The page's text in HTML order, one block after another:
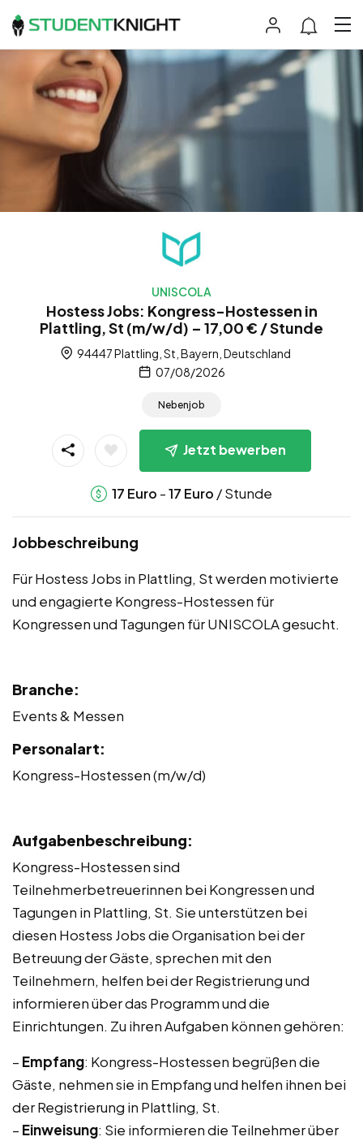
UNISCOLA
Hostess Jobs: Kongress-Hostessen in
Plattling, St (m/w/d) – 17,00 € / Stunde
94447 Plattling, St, Bayern, Deutschland
07/08/2026
Nebenjob
Jetzt bewerben
17 Euro -17 Euro / Stunde
Jobbeschreibung
Für Hostess Jobs in Plattling, St werden motivierte
und engagierte Kongress-Hostessen für
Kongressen und Tagungen für UNISCOLA gesucht.
Branche:
Events & Messen
Personalart:
Kongress-Hostessen (m/w/d)
Aufgabenbeschreibung:
Kongress-Hostessen sind
Teilnehmerbetreuerinnen bei Kongressen und
Tagungen in Plattling, St. Sie unterstützen bei
diesen Hostess Jobs die Organisation bei der
Betreuung der Gäste, sprechen mit den
Teilnehmern, helfen bei der Registrierung und
informieren über das Programm und die
Einrichtungen. Zu ihren Aufgaben können gehören:
– Empfang: Kongress-Hostessen begrüßen die
Gäste, nehmen sie in Empfang und helfen ihnen bei
der Registrierung in Plattling, St.
– Einweisung: Sie informieren die Teilnehmer über